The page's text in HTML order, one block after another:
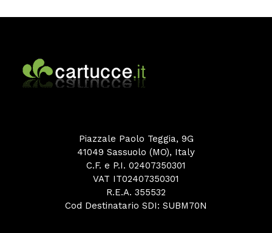
Piazzale Paolo Teggia, 9G
41049 Sassuolo (MO), Italy
C.F. e P.I. 02407350301
VAT IT02407350301
R.E.A. 355532
Cod Destinatario SDI: SUBM70N